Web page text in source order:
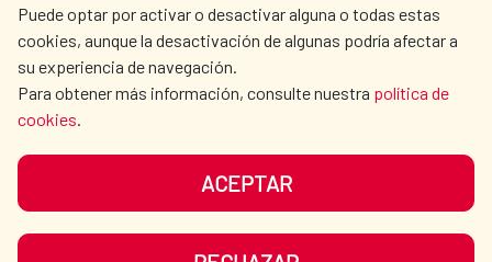
Puede optar por activar o desactivar alguna o todas estas
cookies, aunque la desactivación de algunas podría afectar a
su experiencia de navegación.
Para obtener más información, consulte nuestra política de
cookies.
ACEPTAR
NUESTRAS REDES SOCIALES
PROTECCIÓN DE DATOS